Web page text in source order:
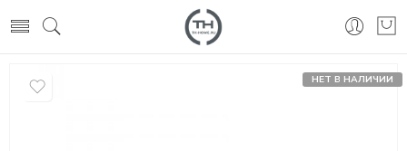
НЕТ В НАЛИЧИИ